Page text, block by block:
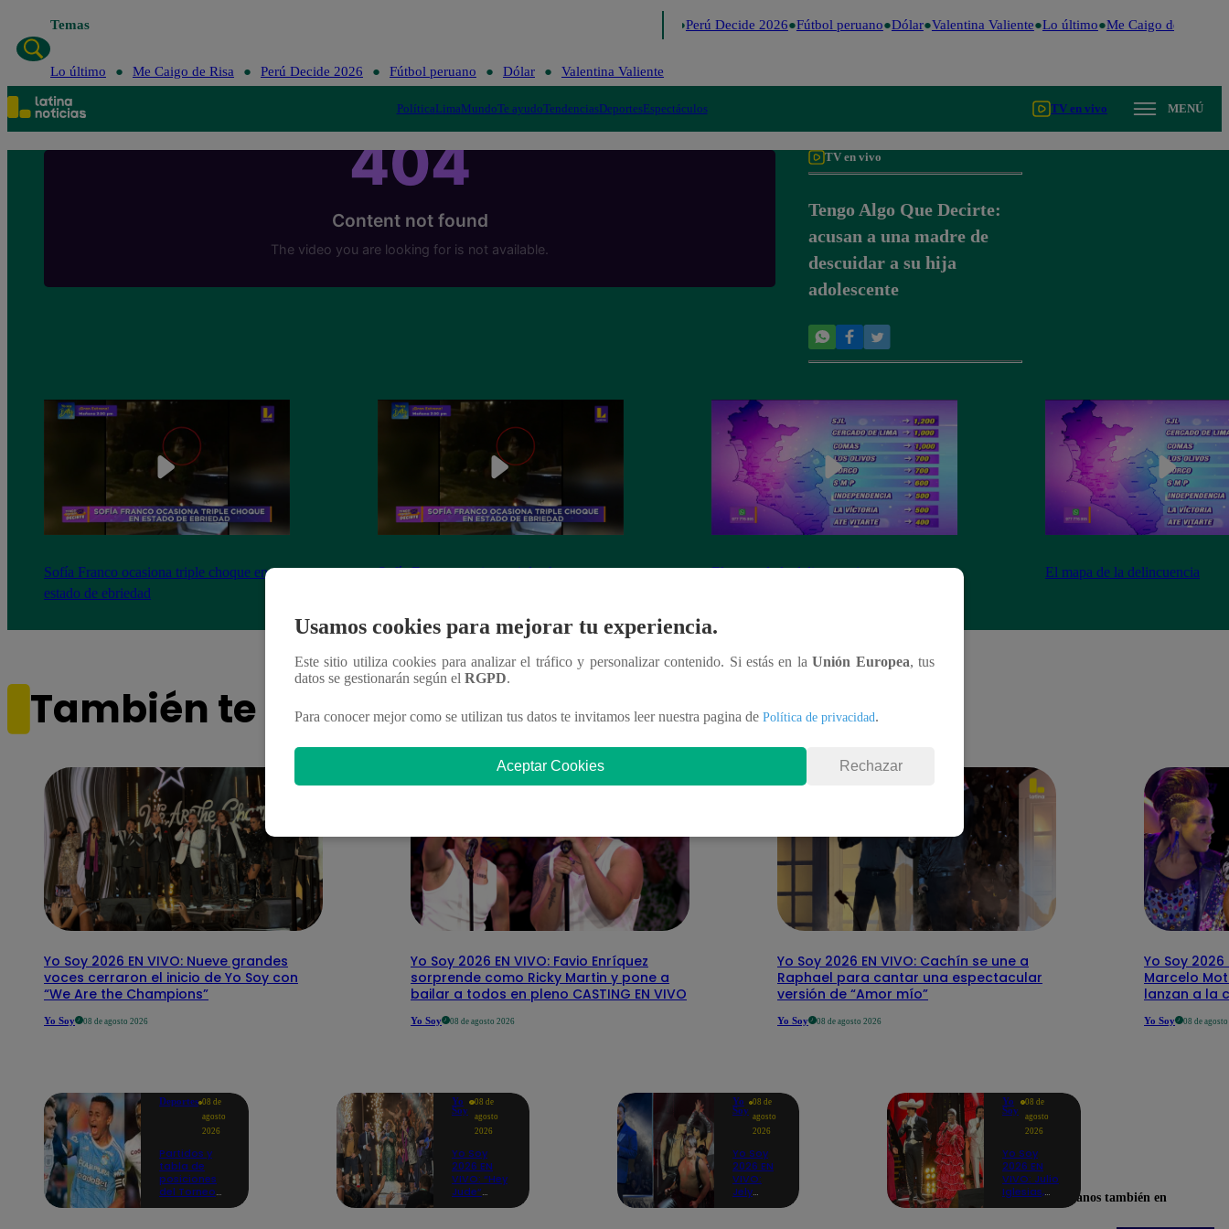
Temas Perú Decide 2026 Fútbol peruano Dólar Valentina Valiente Lo último Me Caigo de Risa
Lo último Me Caigo de Risa Perú Decide 2026 Fútbol peruano Dólar Valentina Valiente
PolíticaLimaMundoTe ayudoTendenciasDeportesEspectáculos TV en vivo MENÚ
TV en vivo
Tengo Algo Que Decirte:
acusan a una madre de
descuidar a su hija
adolescente
Sofía Franco ocasiona triple choque en
estado de ebriedad
Sofía Franco ocasiona triple choque en
El mapa de la delincuencia El mapa de la delincuencia
También te puede interesar
Yo Soy 2026 EN VIVO: Nueve grandes
voces cerraron el inicio de Yo Soy con
“We Are the Champions”
Yo Soy 08 de agosto 2026
Yo Soy 2026 EN VIVO: Favio Enríquez
sorprende como Ricky Martin y pone a
bailar a todos en pleno CASTING EN VIVO
Yo Soy 08 de agosto 2026
Yo Soy 2026 EN VIVO: Cachín se une a
Raphael para cantar una espectacular
versión de “Amor mío”
Yo Soy 08 de agosto 2026
Yo Soy 2026
Marcelo
lanzan a la
Yo Soy 08 de
Deportes 08 de
agosto
2026
Partidos y
tabla de
posiciones
del Torneo
Yo
Soy
08 de
agosto
2026
Yo Soy
2026 EN
VIVO: “Hey
Jude”
Yo
Soy
08 de
agosto
2026
Yo Soy
2026 EN
VIVO:
Jely
Yo
Soy
08 de
agosto
2026
Yo Soy
2026 EN
VIVO: Julio
Iglesias,
Usamos cookies para mejorar tu experiencia.
Este sitio utiliza cookies para analizar el tráfico y personalizar contenido. Si estás en laUnión Europea, tus
datos se gestionarán según el RGPD.
Para conocer mejor como se utilizan tus datos te invitamos leer nuestra pagina de Política de privacidad.
Aceptar Cookies Rechazar
Encuéntranos también en